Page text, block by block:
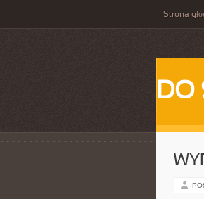
Strona
DO